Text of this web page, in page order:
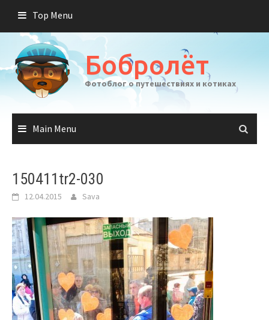
content
Top Menu
Бобролёт
Фотоблог о путешествиях и котиках
Main Menu
150411tr2-030
12.04.2015 Sava